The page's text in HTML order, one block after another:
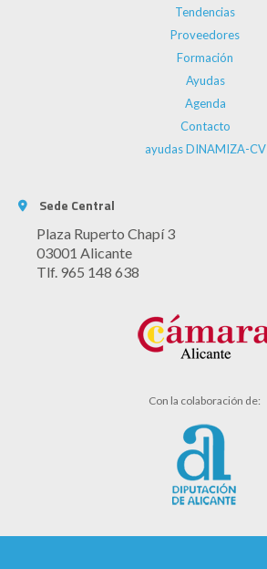
Tendencias
Proveedores
Formación
Ayudas
Agenda
Contacto
ayudas DINAMIZA-CV
Sede Central
Plaza Ruperto Chapí 3
03001 Alicante
Tlf. 965 148 638
Con la colaboración de: